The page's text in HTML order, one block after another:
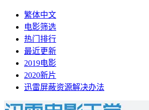
繁体中文
电影筛选
热门排行
最近更新
2019电影
2020新片
迅雷屏蔽资源解决办法